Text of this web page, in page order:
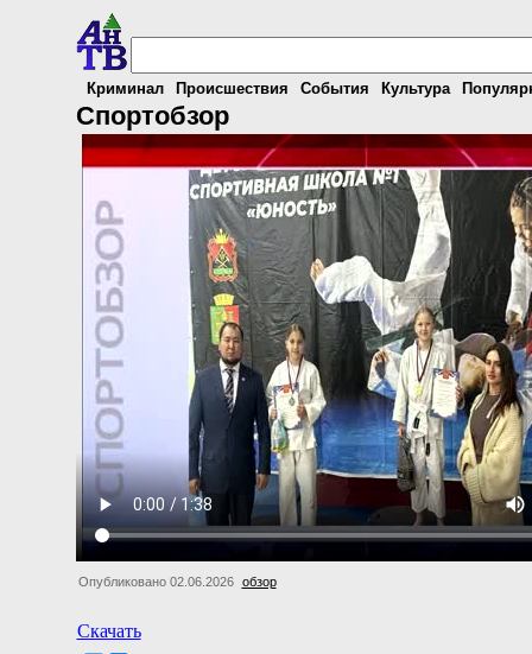
Криминал Происшествия События Культура
Спортобзор
Опубликовано 02.06.2026 обзор
Скачать